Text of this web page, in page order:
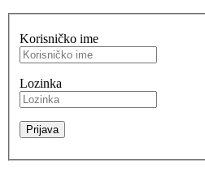
Korisničko ime
Lozinka